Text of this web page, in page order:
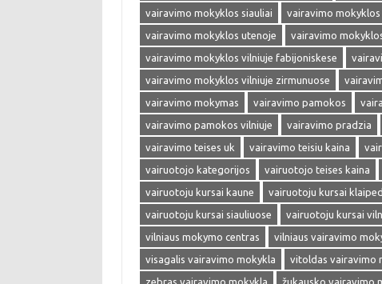
vairavimo mokyklos siauliai
vairavimo mokyklos
vairavimo mokyklos utenoje
vairavimo
vairavimo mokyklos vilniuje fabijoniskese
vairavimo mokyklos vilniuje zirmunuose
vairavimo mokymas
vairavimo pamokos
vairavimo pamokos vilniuje
vairavimo pradzia
vairavimo teises uk
vairavimo teisiu kaina
vairuotojo kategorijos
vairuotojo teises kaina
vairuotoju kursai kaune
vairuotoju kursai
vairuotoju kursai siauliuose
vairuotoju kursai
vilniaus mokymo centras
vilniaus vairavimo
visagalis vairavimo mokykla
vitoldas vairavimo
zebras vairavimo mokykla
žukausko vairavimo